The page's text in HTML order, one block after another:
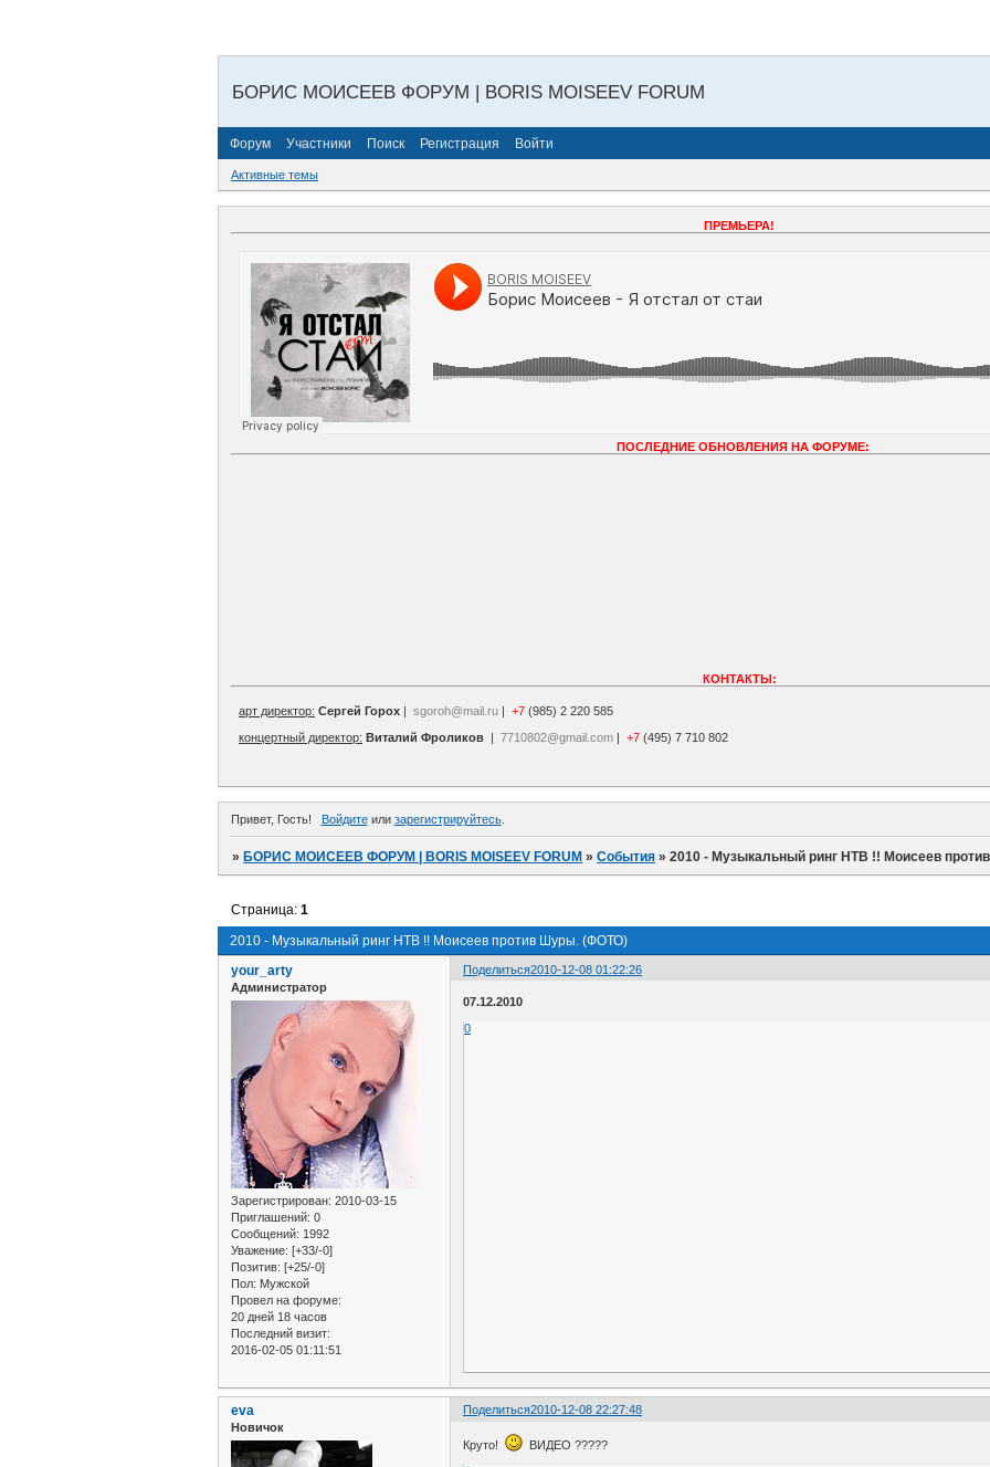
БОРИС МОИСЕЕВ ФОРУМ | BORIS MOISEEV FORUM
Форум Участники Поиск Регистрация Войти
Активные темы
ПРЕМЬЕРА!
ПОСЛЕДНИЕ ОБНОВЛЕНИЯ НА ФОРУМЕ:
КОНТАКТЫ:
арт директор: Сергей Горох | sgoroh@mail.ru | +7 (985) 2 220 585
концертный директор: Виталий Фроликов | 7710802@gmail.com | +7 (495) 7 710 802
Привет, Гость! Войдитеили зарегистрируйтесь.
»БОРИС МОИСЕЕВ ФОРУМ | BORIS MOISEEV FORUM »События »2010 - Музыкальный ринг НТВ !! Моисеев
2010 - Музыкальный ринг НТВ !! Моисеев против Шуры. (ФОТО)
Страница:1
Поделиться2010-12-08 01:22:26
your_arty
Администратор
Зарегистрирован: 2010-03-15
Приглашений: 0
Сообщений: 1992
Уважение: [+33/-0]
Позитив: [+25/-0]
Пол: Мужской
Провел на форуме:
20 дней 18 часов
Последний визит:
2016-02-05 01:11:51
07.12.2010
0
Поделиться2010-12-08 22:27:48
eva
Новичок
Круто!
ВИДЕО ?????